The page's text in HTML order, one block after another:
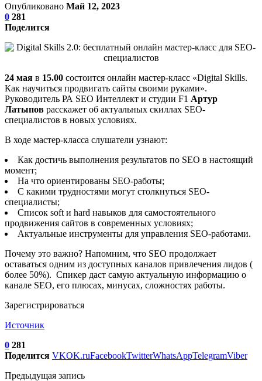
Опубликовано Май 12, 2023
0 281
Поделится
24 мая в 15.00 состоится онлайн мастер-класс «Digital Skills.
Как научиться продвигать сайты своими руками».
Руководитель РА SEO Интеллект и студии F1 Артур
Латыпов расскажет об актуальных скиллах SEO-
специалистов в новых условиях.
В ходе мастер-класса слушатели узнают:
Как достичь выполнения результатов по SEO в настоящий
момент;
На что ориентированы SEO-работы;
C какими трудностями могут столкнуться SEO-
специалисты;
Список soft и hard навыков для самостоятельного
продвижения сайтов в современных условиях;
Актуальные инструменты для управления SEO-работами.
Почему это важно? Напомним, что SEO продолжает
оставаться одним из доступных каналов привлечения лидов (
более 50%). Спикер даст самую актуальную информацию о
канале SEO, его плюсах, минусах, сложностях работы.
Зарегистрироваться
Источник
0 281
Поделится VKOK.ruFacebookTwitterWhatsAppTelegramViber
Предыдущая запись